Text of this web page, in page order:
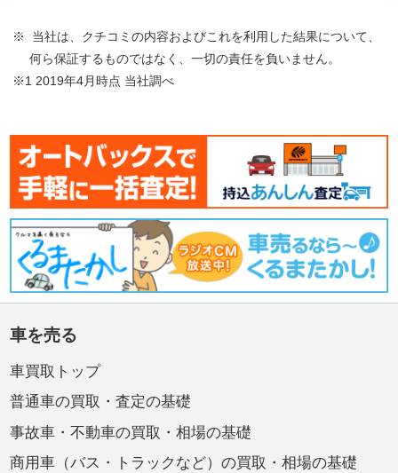
※ 当社は、クチコミの内容およびこれを利用した結果について、
何ら保証するものではなく、一切の責任を負いません。
※1 2019年4月時点 当社調べ
車を売る
車買取トップ
普通車の買取・査定の基礎
事故車・不動車の買取・相場の基礎
商用車（バス・トラックなど）の買取・相場の基礎